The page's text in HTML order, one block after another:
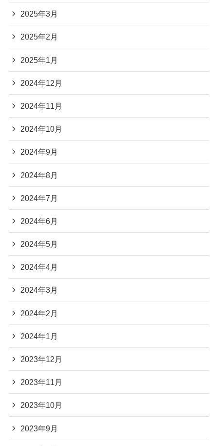
2025年3月
2025年2月
2025年1月
2024年12月
2024年11月
2024年10月
2024年9月
2024年8月
2024年7月
2024年6月
2024年5月
2024年4月
2024年3月
2024年2月
2024年1月
2023年12月
2023年11月
2023年10月
2023年9月